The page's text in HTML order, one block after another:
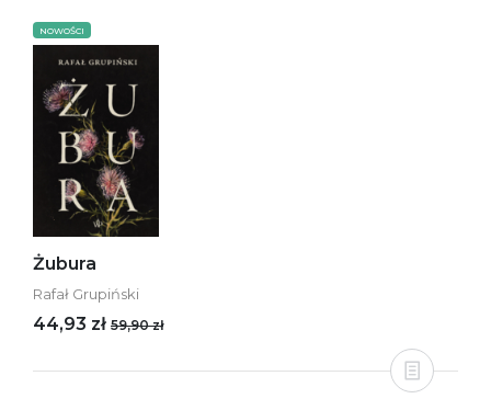
NOWOŚCI
Żubura
Rafał Grupiński
44,93 zł 59,90 zł